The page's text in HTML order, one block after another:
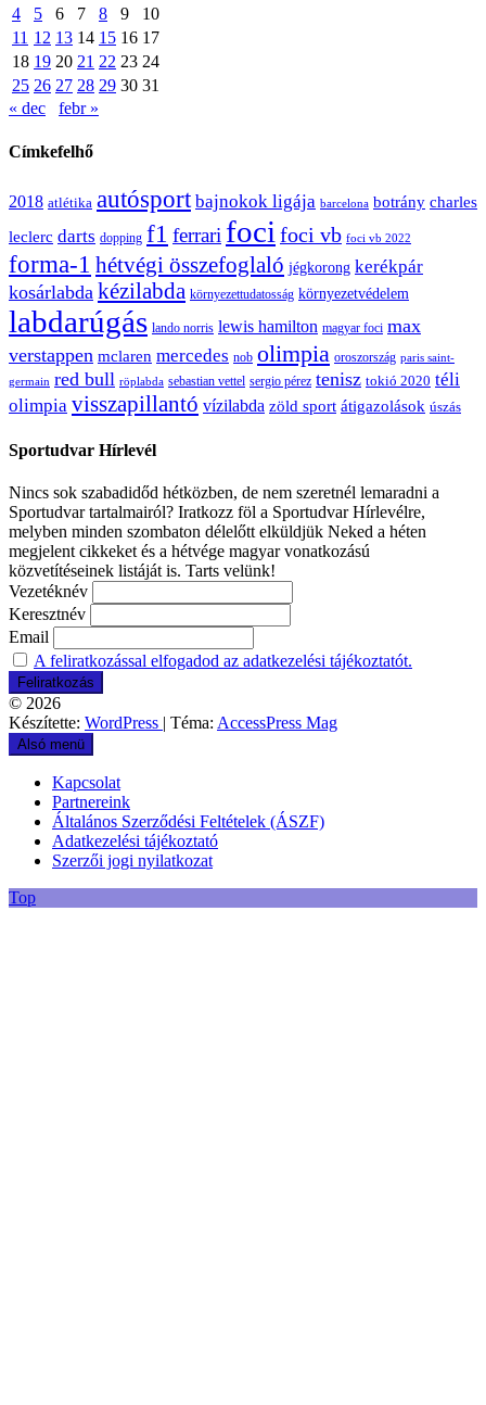
4
5 6 7 8 9
10
11 12 13 14 15 16 17
18 19 20 21 22 23 24
25 26 27 28 29 30 31
« dec
febr »
Címkefelhő
2018 atlétika autósport bajnokok ligája barcelona botrány charles
leclerc darts dopping f1 ferrari foci foci vb foci vb 2022
forma-1 hétvégi összefoglaló jégkorong kerékpár
kosárlabda kézilabda környezettudatosság környezetvédelem
labdarúgás lando norris lewis hamilton magyar foci max
verstappen mclaren mercedes nob olimpia oroszország paris saint-
germain red bull röplabda sebastian vettel sergio pérez tenisz tokió 2020 téli
olimpia visszapillantó vízilabda zöld sport átigazolások úszás
Sportudvar Hírlevél
Nincs sok szabadidőd hétközben, de nem szeretnél lemaradni a
Sportudvar tartalmairól? Iratkozz föl a Sportudvar Hírlevélre,
melyben minden szombaton délelőtt elküldjük Neked a héten
megjelent cikkeket és a hétvége magyar vonatkozású
közvetítéseinek listáját is. Tarts velünk!
Vezetéknév
Keresztnév
Email
A feliratkozással elfogadod az adatkezelési tájékoztatót.
© 2026
Készítette: WordPress | Téma: AccessPress Mag
Alsó menü
Kapcsolat
Partnereink
Általános Szerződési Feltételek (ÁSZF)
Adatkezelési tájékoztató
Szerzői jogi nyilatkozat
Top